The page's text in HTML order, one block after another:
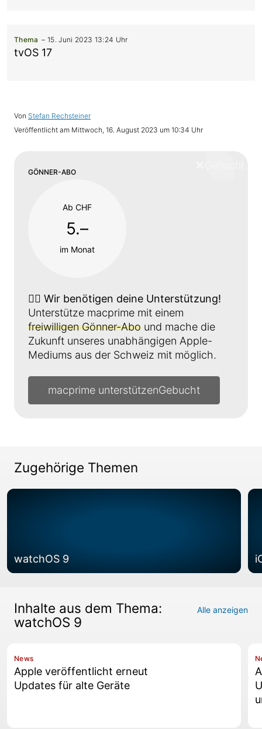
Thema 15. Juni 2023 13:24 Uhr
tvOS 17
Von Stefan Rechsteiner
Veröffentlicht am Mittwoch, 16. August 2023 um 10:34 Uhr
GÖNNER-ABO
Ab CHF
5.–
im Monat
👉🏼 Wir benötigen deine Unterstützung!
Unterstütze macprime mit einem
freiwilligen Gönner-Abo und mache die
Zukunft unseres unabhängigen Apple-
Mediums aus der Schweiz mit möglich.
macprime unterstützen
Zugehörige Themen
watchOS 9
Inhalte aus dem Thema:
watchOS 9
Alle anzeigen
News
Apple veröffentlicht erneut
Updates für alte Geräte